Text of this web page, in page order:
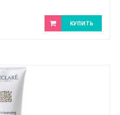
КУПИТЬ